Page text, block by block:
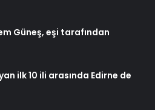
Güneş, eşi tarafından
ilk 10 ili arasında Edirne de